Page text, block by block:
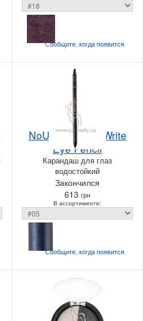
Сообщите, когдапоявится
NoUBA Twist & Write
Eye Pencil
Карандаш для глаз
водостойкий
Закончился
613 грн
В ассортименте:
Сообщите, когдапоявится